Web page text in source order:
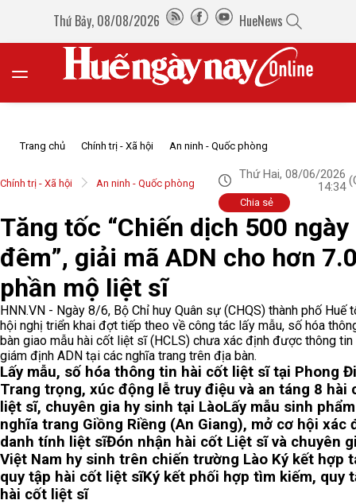
Thứ Bảy, 08/08/2026 HueNews
Trang chủ Chính trị - Xã hội An ninh - Quốc phòng
Chính trị - Xã hội An ninh - Quốc phòng
Thứ Hai, 08/06/2026
14:34
Chia sẻ
Tăng tốc “Chiến dịch 500 ngày
đêm”, giải mã ADN cho hơn
phần mộ liệt sĩ
HNN.VN - Ngày 8/6, Bộ Chỉ huy Quân sự (CHQS) thành phố Huế
hội nghị triển khai đợt tiếp theo về công tác lấy mẫu, số hóa
bàn giao mẫu hài cốt liệt sĩ (HCLS) chưa xác định được thông tin
giám định ADN tại các nghĩa trang trên địa bàn.
Lấy mẫu, số hóa thông tin hài cốt liệt sĩ tại Phong
Trang trọng, xúc động lễ truy điệu và an táng 8 hài
liệt sĩ, chuyên gia hy sinh tại LàoLấy mẫu sinh
nghĩa trang Giồng Riềng (An Giang), mở cơ hội xác
danh tính liệt sĩĐón nhận hài cốt Liệt sĩ và chuyên
Việt Nam hy sinh trên chiến trường Lào Ký kết hợp
quy tập hài cốt liệt sĩKý kết phối hợp tìm kiếm, quy
hài cốt liệt sĩ